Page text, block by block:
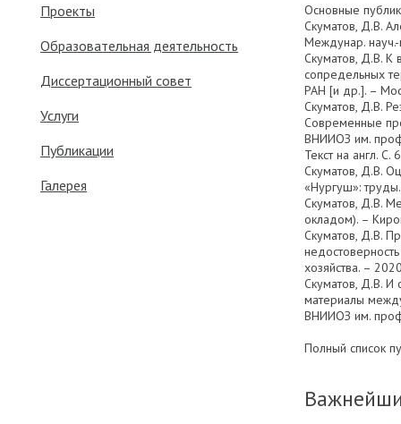
Основные
Скуматов, Д.В.
Междунар.
Скуматов, Д.В. К
сопредельных
РАН [и др.]. –
Скуматов, Д.В.
Современные
ВНИИОЗ им.
Текст на англ. С.
Скуматов, Д.В.
«Нургуш»:
Скуматов, Д.В.
окладом). –
Скуматов, Д.В.
хозяйства. –
Скуматов, Д.В. И
материалы
ВНИИОЗ им.
Полный список
Проекты
Образовательная деятельность
Диссертационный совет
Услуги
Публикации
Галерея